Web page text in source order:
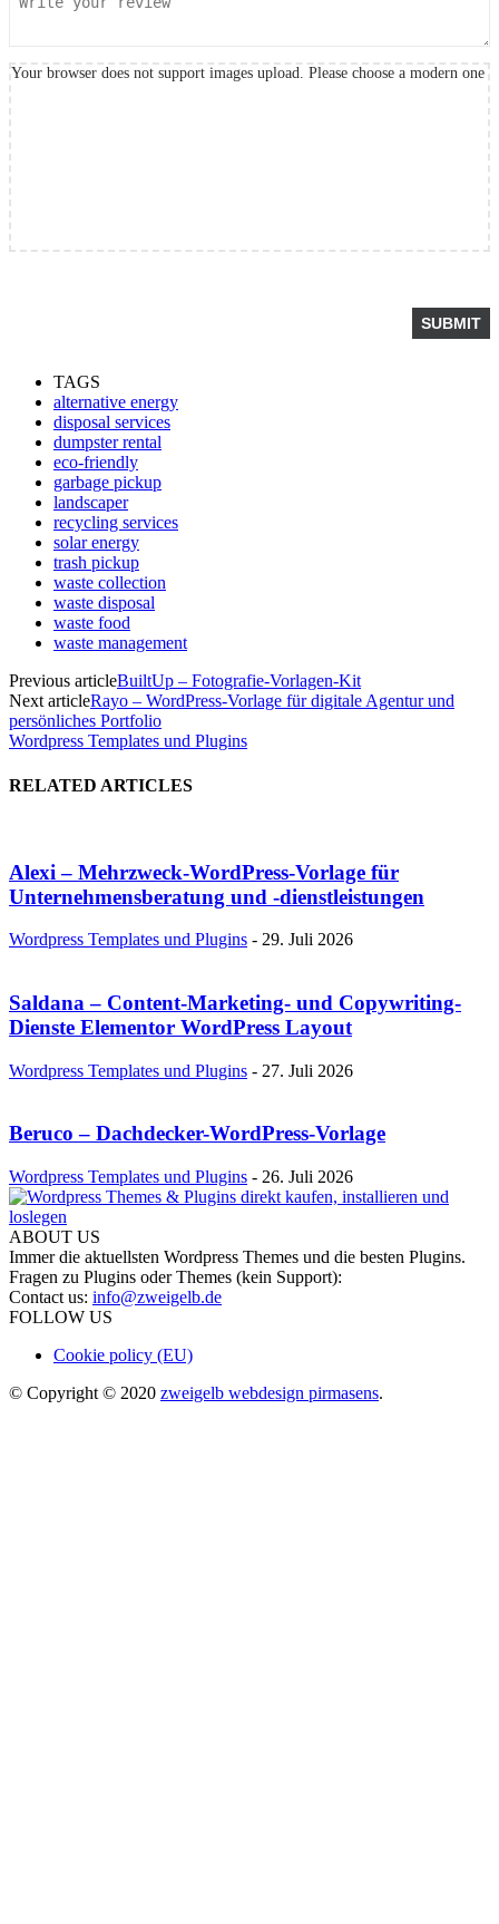
Your browser does not support images upload. Please choose a modern one
TAGS
alternative energy
disposal services
dumpster rental
eco-friendly
garbage pickup
landscaper
recycling services
solar energy
trash pickup
waste collection
waste disposal
waste food
waste management
Previous articleBuiltUp – Fotografie-Vorlagen-Kit
Next articleRayo – WordPress-Vorlage für digitale Agentur und
persönliches Portfolio
Wordpress Templates und Plugins
RELATED ARTICLES
Alexi – Mehrzweck-WordPress-Vorlage für
Unternehmensberatung und -dienstleistungen
Wordpress Templates und Plugins - 29. Juli 2026
Saldana – Content-Marketing- und Copywriting-
Dienste Elementor WordPress Layout
Wordpress Templates und Plugins - 27. Juli 2026
Beruco – Dachdecker-WordPress-Vorlage
Wordpress Templates und Plugins - 26. Juli 2026
ABOUT US
Immer die aktuellsten Wordpress Themes und die besten Plugins.
Fragen zu Plugins oder Themes (kein Support):
Contact us: info@zweigelb.de
FOLLOW US
Cookie policy (EU)
© Copyright © 2020 zweigelb webdesign pirmasens.